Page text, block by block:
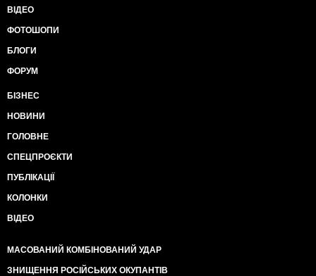
ВІДЕО
ФОТОШОПИ
БЛОГИ
ФОРУМ
БІЗНЕС
НОВИНИ
ГОЛОВНЕ
СПЕЦПРОЄКТИ
ПУБЛІКАЦІЇ
КОЛОНКИ
ВІДЕО
МАСОВАНИЙ КОМБІНОВАНИЙ УДАР
ЗНИЩЕННЯ РОСІЙСЬКИХ ОКУПАНТІВ